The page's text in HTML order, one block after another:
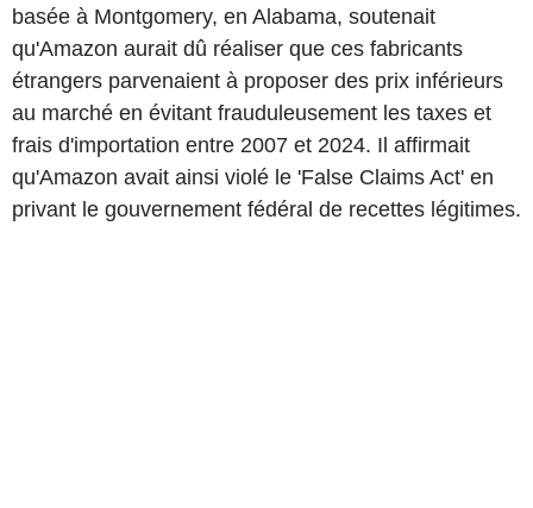
basée à Montgomery, en Alabama, soutenait
qu'Amazon aurait dû réaliser que ces fabricants
étrangers parvenaient à proposer des prix inférieurs
au marché en évitant frauduleusement les taxes et
frais d'importation entre 2007 et 2024. Il affirmait
qu'Amazon avait ainsi violé le 'False Claims Act' en
privant le gouvernement fédéral de recettes légitimes.